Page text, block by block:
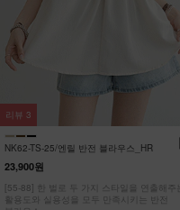
NK62-TS-25/엔릴 반전 블라우스_HR
23,900원
[55-88] 한 벌로 두 가지 스타일을 연출해주는
활용도와 실용성을 모두 만족시키는 반전
리뷰 3